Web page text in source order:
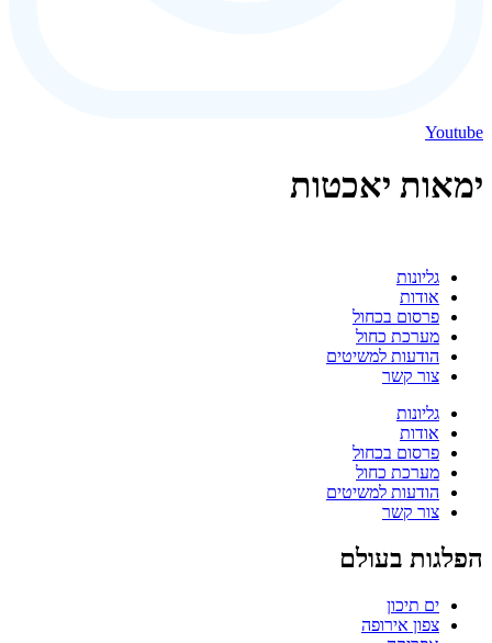
Youtube
ימאות יאכטות
גליונות
אודות
פרסום בכחול
מערכת כחול
הודעות למשיטים
צור קשר
גליונות
אודות
פרסום בכחול
מערכת כחול
הודעות למשיטים
צור קשר
הפלגות בעולם
ים תיכון
צפון אירופה